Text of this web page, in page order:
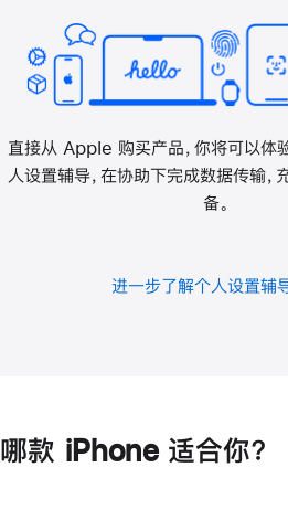
直接从 Apple 购买产品，你将可以体
人设置辅导，在协助下完成数据传输，
备。
进一步了解个人设置辅
哪款 iPhone 适合你？